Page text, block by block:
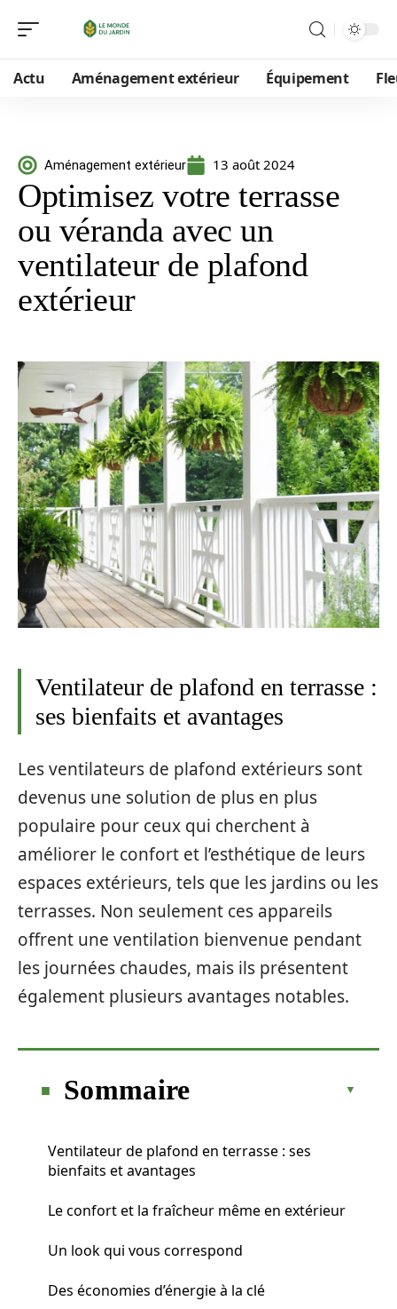
Actu Aménagement extérieur Équipement
Aménagement extérieur 13 août 2024
Optimisez votre terrasse
ou véranda avec un
ventilateur de plafond
extérieur
Ventilateur de plafond en terrasse :
ses bienfaits et avantages
Les ventilateurs de plafond extérieurs sont
devenus une solution de plus en plus
populaire pour ceux qui cherchent à
améliorer le confort et l’esthétique de leurs
espaces extérieurs, tels que les jardins ou les
terrasses. Non seulement ces appareils
offrent une ventilation bienvenue pendant
les journées chaudes, mais ils présentent
également plusieurs avantages notables.
Sommaire
Ventilateur de plafond en terrasse : ses
bienfaits et avantages
Le confort et la fraîcheur même en extérieur
Un look qui vous correspond
Des économies d’énergie à la clé